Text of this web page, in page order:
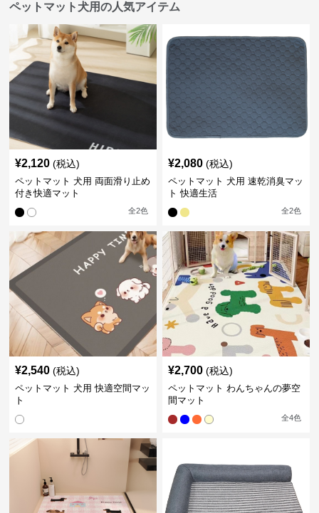
ペットマット犬用の人気アイテム
¥2,120 (税込)
ペットマット 犬用 両面滑り止め
付き快適マット
全2色
¥2,080 (税込)
ペットマット 犬用 速乾消臭マッ
ト 快適生活
全2色
¥2,540 (税込)
ペットマット 犬用 快適空間マッ
ト
¥2,700 (税込)
ペットマット わんちゃんの夢空
間マット
全4色